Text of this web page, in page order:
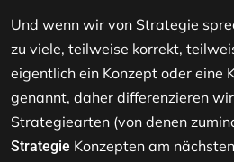
Und wenn wir von Strategie
zu viele, teilweise korrekt,
eigentlich ein Konzept oder eine
genannt, daher differenzieren
Strategiearten (von denen
Strategie Konzepten am